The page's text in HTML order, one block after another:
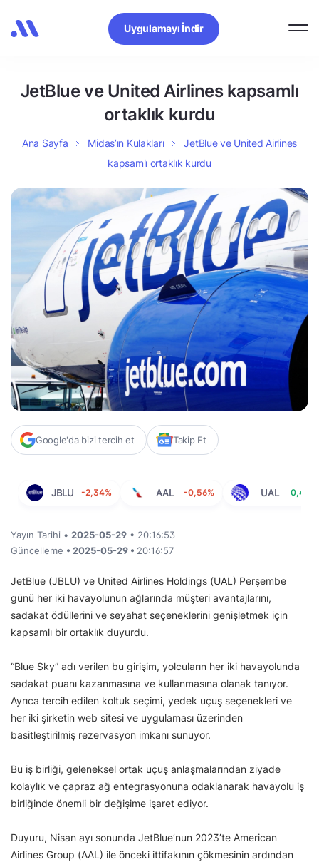
Uygulamayı İndir
JetBlue ve United Airlines kapsamlı
ortaklık kurdu
Ana Sayfa Midas’ın Kulakları
JetBlue ve United Airlines
kapsamlı ortaklık kurdu
Google'da bizi tercih et Takip Et
JBLU -2,34% AAL -0,56% UAL 0,47%
Yayın Tarihi • 2025-05-29 • 20:16:53
Güncelleme • 2025-05-29 • 20:16:57
JetBlue (JBLU) ve United Airlines Holdings (UAL) Perşembe
günü her iki havayolunun ağlarında müşteri avantajlarını,
sadakat ödüllerini ve seyahat seçeneklerini genişletmek için
kapsamlı bir ortaklık duyurdu.
“Blue Sky” adı verilen bu girişim, yolcuların her iki havayolunda
sadakat puanı kazanmasına ve kullanmasına olanak tanıyor.
Ayrıca tercih edilen koltuk seçimi, yedek uçuş seçenekleri ve
her iki şirketin web sitesi ve uygulaması üzerinden
basitleştirilmiş rezervasyon imkanı sunuyor.
Bu iş birliği, geleneksel ortak uçuş anlaşmalarından ziyade
kolaylık ve çapraz ağ entegrasyonuna odaklanarak havayolu iş
birliğinde önemli bir değişime işaret ediyor.
Duyuru, Nisan ayı sonunda JetBlue’nun 2023’te American
Airlines Group (AAL) ile önceki ittifakının çökmesinin ardından